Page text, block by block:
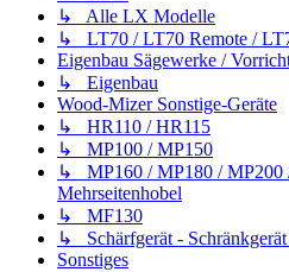
↳ Alle LX Modelle
↳ LT70 / LT70 Remote /
Eigenbau Sägewerke /
↳ Eigenbau
Wood-Mizer Sonstige-Geräte
↳ HR110 / HR115
↳ MP100 / MP150
↳ MP160 / MP180 / MP200
Mehrseitenhobel
↳ MF130
↳ Schärfgerät -
Sonstiges